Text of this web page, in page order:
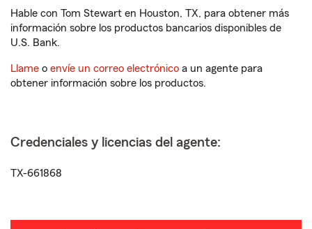
Hable con Tom Stewart en Houston, TX, para obtener más
información sobre los productos bancarios disponibles de
U.S. Bank.
Llame o envíe un correo electrónico a un agente para
obtener información sobre los productos.
Credenciales y licencias del agente:
TX-661868